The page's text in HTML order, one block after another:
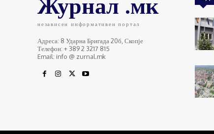
независен информативен портал
Адреса: 8 Ударна Бригада 20б, Скопје
Телефон: + 389 2 3217 815
Email: info @ zurnal.mk